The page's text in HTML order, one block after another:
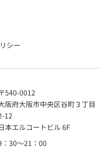
シー
540-0012
阪府大阪市中央区谷町３丁目
12
本エルコートビル 6F
：30～21：00